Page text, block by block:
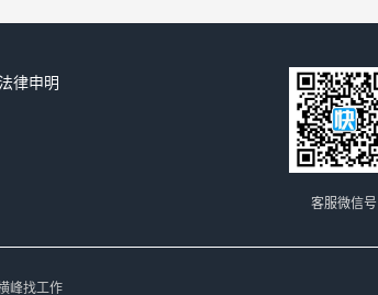
法律申明
客服微信号
峰找工作